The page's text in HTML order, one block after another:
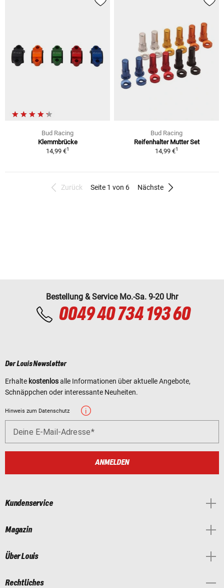
Bud Racing
Klemmbrücke
14,99 €1
Bud Racing
Reifenhalter Mutter Set
14,99 €1
Zurück Seite 1 von 6 Nächste
Bestellung & Service Mo.-Sa. 9-20 Uhr
0049 40 734 193 60
Der Louis Newsletter
Erhalte kostenlosalle Informationen über aktuelle Angebote,
Schnäppchen oder interessante Neuheiten.
Hinweis zum Datenschutz
Deine E-Mail-Adresse
ANMELDEN
Kundenservice
Magazin
Über Louis
Rechtliches